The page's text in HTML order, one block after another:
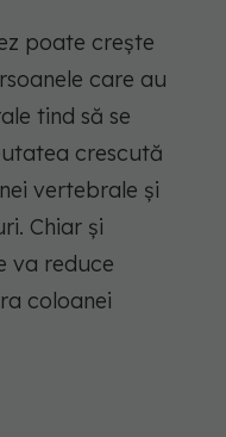
poate crește
care au
tind să se
crescută
vertebrale și
Chiar și
va reduce
coloanei